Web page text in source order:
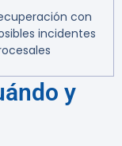
con
incidentes
y